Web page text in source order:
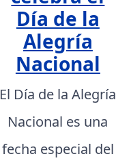
Día de la
Alegría
Nacional
El Día de la Alegría
Nacional es una
fecha especial del